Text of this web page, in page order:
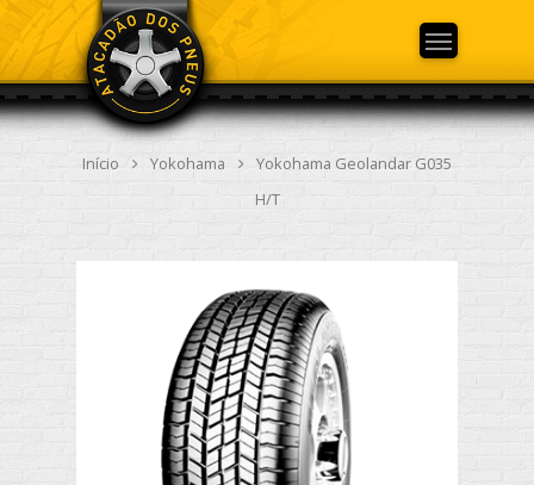
Início Yokohama
Yokohama Geolandar G035
H/T